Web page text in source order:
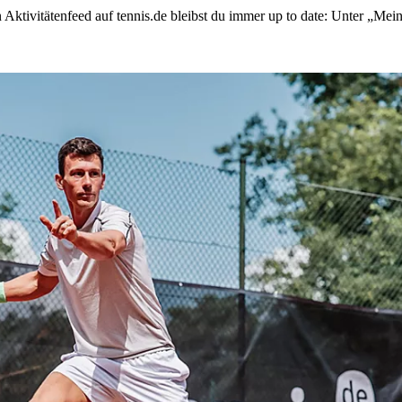
auf tennis.de bleibst du immer up to date: Unter